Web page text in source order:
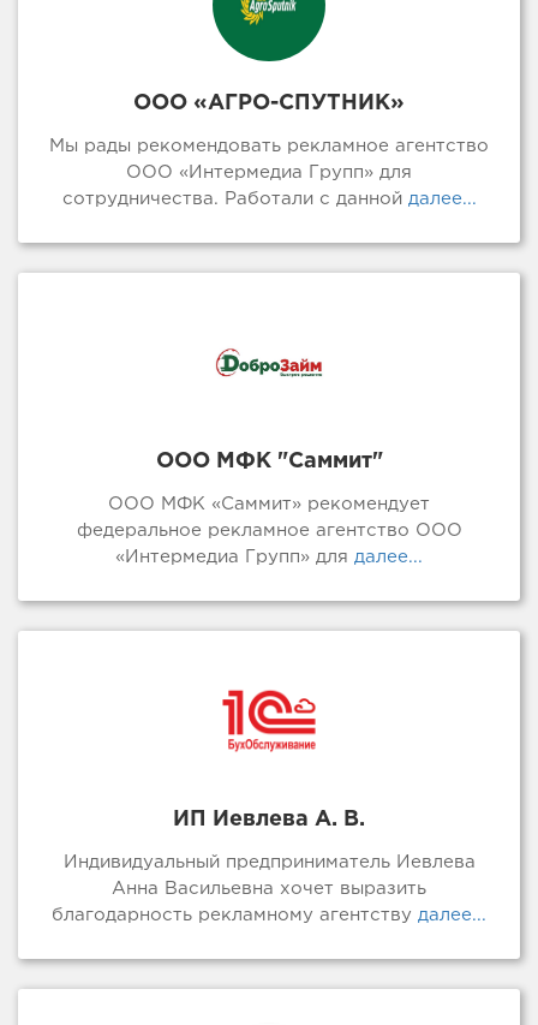
ООО «АГРО-СПУТНИК»
Мы рады рекомендовать рекламное агентство
ООО «Интермедиа Групп» для
сотрудничества. Работали с даннойдалее...
ООО МФК "Саммит"
ООО МФК «Саммит» рекомендует
федеральное рекламное агентство ООО
«Интермедиа Групп» для далее...
ИП Иевлева А. В.
Индивидуальный предприниматель Иевлева
Анна Васильевна хочет выразить
благодарность рекламному агентству далее...